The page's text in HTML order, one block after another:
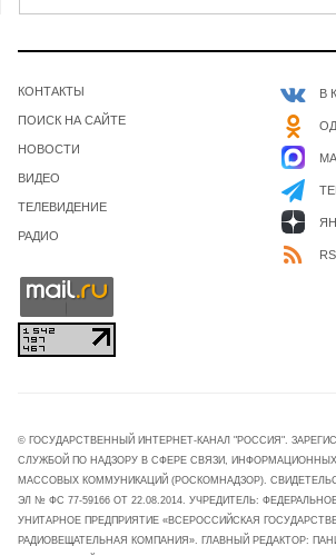
КОНТАКТЫ
ПОИСК НА САЙТЕ
НОВОСТИ
ВИДЕО
ТЕЛЕВИДЕНИЕ
РАДИО
В
© ГОСУДАРСТВЕННЫЙ ИНТЕРНЕТ-КАНАЛ "РОССИЯ".
СЛУЖБОЙ ПО НАДЗОРУ В СФЕРЕ СВЯЗИ,
МАССОВЫХ КОММУНИКАЦИЙ (РОСКОМНАДЗОР).
ЭЛ № ФС 77-59166 ОТ 22.08.2014. УЧРЕДИТЕЛЬ:
УНИТАРНОЕ ПРЕДПРИЯТИЕ «ВСЕРОССИЙСКАЯ
РАДИОВЕЩАТЕЛЬНАЯ КОМПАНИЯ». ГЛАВНЫЙ РЕДАКТОР: